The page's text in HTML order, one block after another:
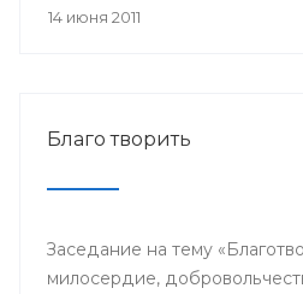
14 июня 2011
Благо творить
Заседание на тему
милосердие,